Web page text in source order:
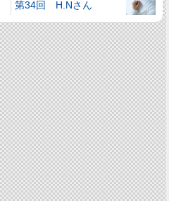
第34回 H.Nさん